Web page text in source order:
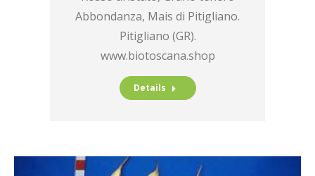
Abbondanza, Mais di Pitigliano.
Pitigliano (GR).
www.biotoscana.shop
Details